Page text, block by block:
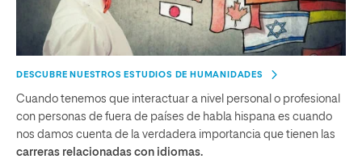
DESCUBRE NUESTROS ESTUDIOS DE HUMANIDADES
Cuando tenemos que interactuar a nivel personal o profesional
con personas de fuera de países de habla hispana es cuando
nos damos cuenta de la verdadera importancia que tienen las
carreras relacionadas con idiomas.